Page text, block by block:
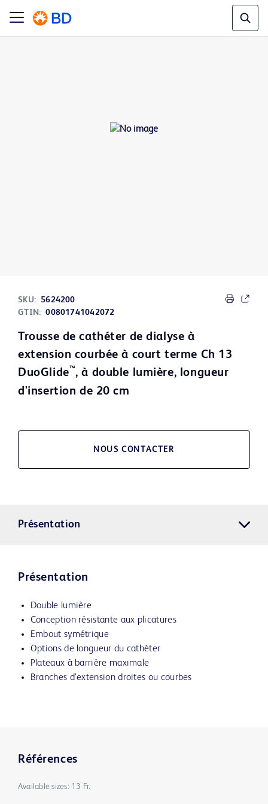
SKU:
5624200
GTIN: 00801741042072
Trousse de cathéter de dialyse à
extension courbée à court terme Ch 13
DuoGlide™, à double lumière, longueur
d'insertion de 20 cm
NOUS CONTACTER
Présentation
Présentation
Double lumière
Conception résistante aux plicatures
Embout symétrique
Options de longueur du cathéter
Plateaux à barrière maximale
Branches d’extension droites ou courbes
Références
Available sizes: 13 Fr.